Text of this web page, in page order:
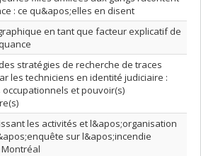
: ce qu&apos;elles en disent
en tant que facteur explicatif de
stratégies de recherche de traces
les techniciens en identité judiciaire :
et pouvoir(s)
les activités et l&apos;organisation
sur l&apos;incendie